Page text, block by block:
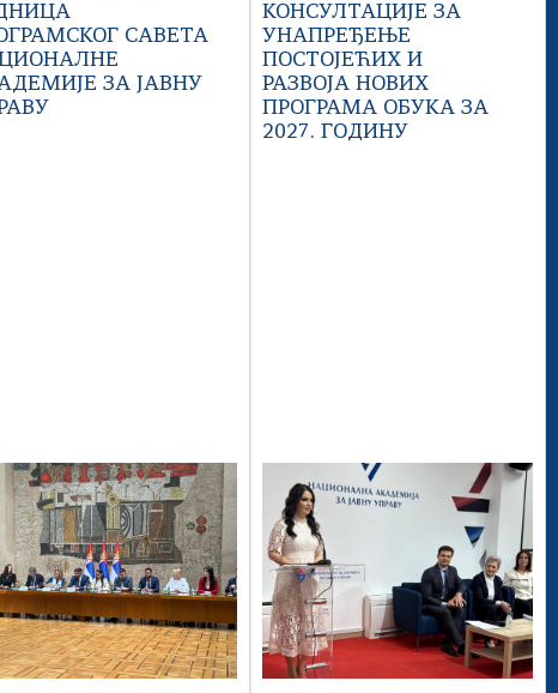
САВЕТА
ЗА ЈАВНУ
КОНСУЛТАЦИЈЕ ЗА
УНАПРЕЂЕЊЕ
ПОСТОЈЕЋИХ И
РАЗВОЈА НОВИХ
ПРОГРАМА ОБУКА ЗА
2027. ГОДИНУ